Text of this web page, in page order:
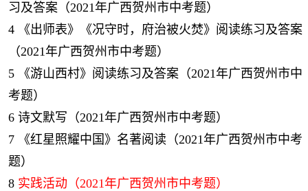
习及答案（2021年广西贺州市中考题）
4
《出师表》《况守时，府治被火焚》阅读练习及答案
（2021年广西贺州市中考题）
5
《游山西村》阅读练习及答案（2021年广西贺州市中
考题）
6 诗文默写（2021年广西贺州市中考题）
7
《红星照耀中国》名著阅读（2021年广西贺州市中考
题）
8 实践活动（2021年广西贺州市中考题）